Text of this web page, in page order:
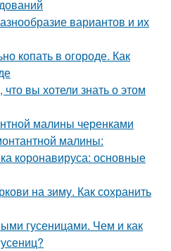
вариантов и их
копать в огороде. Как
вы хотели знать о этом
малины черенками
малины:
коронавируса: основные
на зиму. Как сохранить
гусеницами. Чем и как